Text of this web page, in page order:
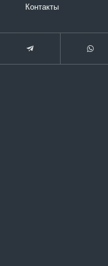
Контакты